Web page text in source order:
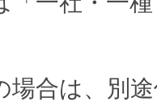
場合は、別